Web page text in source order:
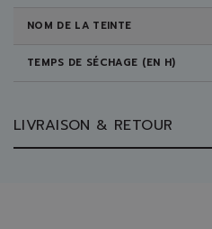
NOM DE LA TEINTE
TEMPS DE SÉCHAGE (EN H)
LIVRAISON & RETOUR